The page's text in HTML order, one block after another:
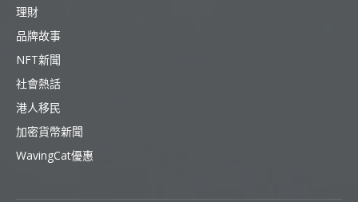
理財
品牌故事
NFT新聞
社會熱話
港人移民
加密貨幣新聞
WavingCat優惠